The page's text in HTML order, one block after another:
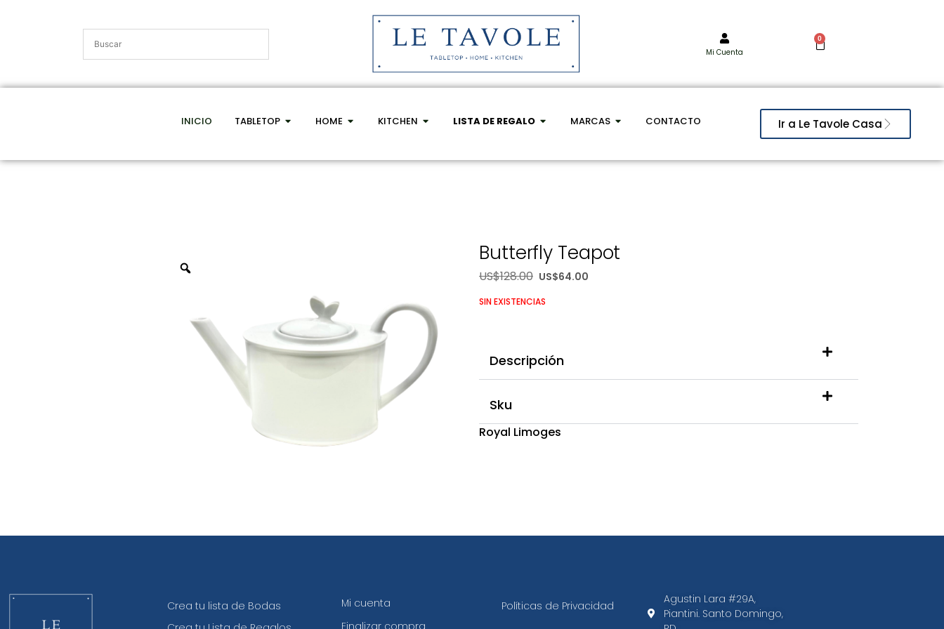
Mi Cuenta
0
INICIO TABLETOP HOME KITCHEN LISTA DE REGALO MARCAS CONTACTO Ir a Le Tavole Casa
Butterfly Teapot
US$128.00 US$64.00
SIN EXISTENCIAS
Descripción
Sku
Royal Limoges
Crea tu lista de Bodas
Mi cuenta
Finalizar compra
Políticas de Privacidad
Agustin Lara #29A,
Piantini. Santo Domingo,